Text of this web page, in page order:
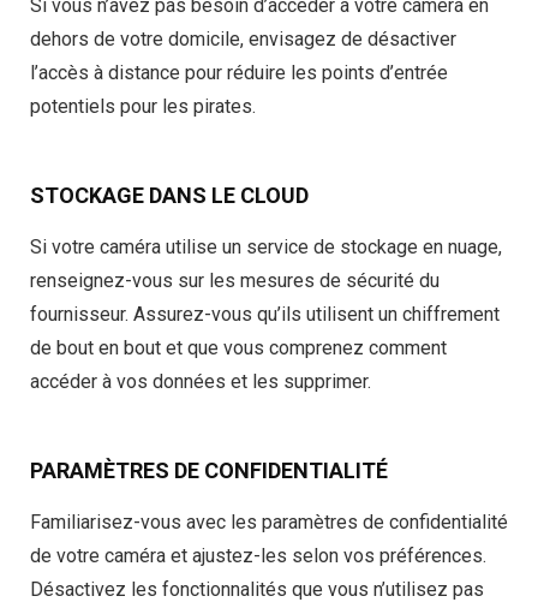
Si vous n’avez pas besoin d’accéder à votre caméra en
dehors de votre domicile, envisagez de désactiver
l’accès à distance pour réduire les points d’entrée
potentiels pour les pirates.
STOCKAGE DANS LE CLOUD
Si votre caméra utilise un service de stockage en nuage,
renseignez-vous sur les mesures de sécurité du
fournisseur. Assurez-vous qu’ils utilisent un chiffrement
de bout en bout et que vous comprenez comment
accéder à vos données et les supprimer.
PARAMÈTRES DE CONFIDENTIALITÉ
Familiarisez-vous avec les paramètres de confidentialité
de votre caméra et ajustez-les selon vos préférences.
Désactivez les fonctionnalités que vous n’utilisez pas